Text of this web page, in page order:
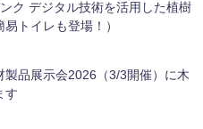
ク デジタル技術を活用した植樹
トイレも登場！）
製品展示会2026（3/3開催）に木
す